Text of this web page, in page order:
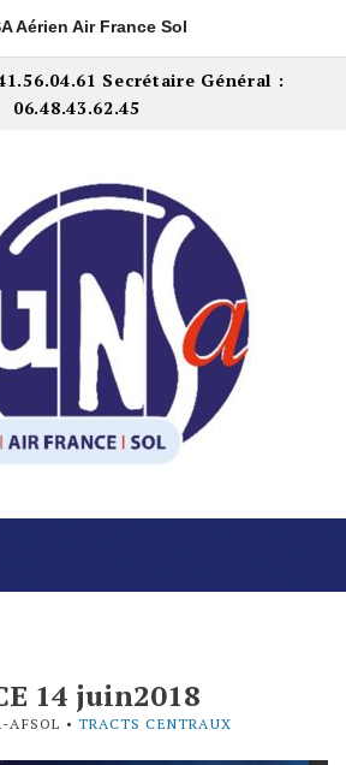
Aérien Air France Sol
Secrétaire Général :
06.48.43.62.45
14 juin2018
AFSOL •TRACTS CENTRAUX